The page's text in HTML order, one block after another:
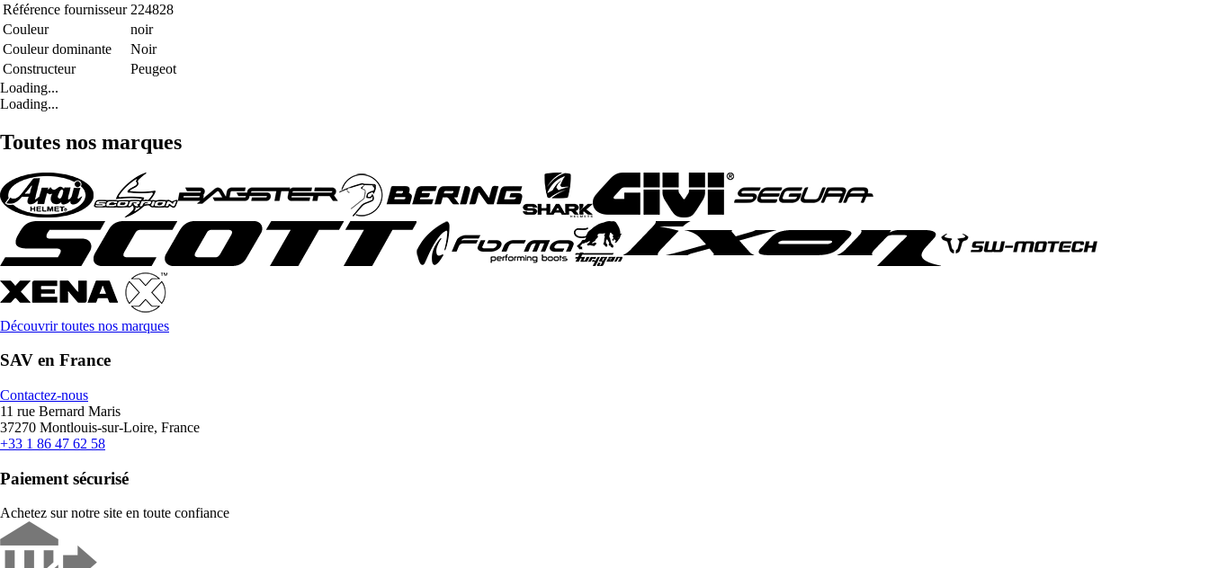
Référence fournisseur 224828
Couleur
noir
Couleur dominante
Noir
Constructeur
Peugeot
Loading...
Loading...
Toutes nos marques
Découvrir toutes nos marques
SAV en France
Contactez-nous
11 rue Bernard Maris
37270 Montlouis-sur-Loire, France
+33 1 86 47 62 58
Paiement sécurisé
Achetez sur notre site en toute confiance